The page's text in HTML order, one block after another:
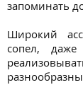
запоминать
Широкий
сопел, даже